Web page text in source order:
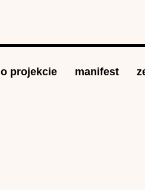
o projekcie manifest